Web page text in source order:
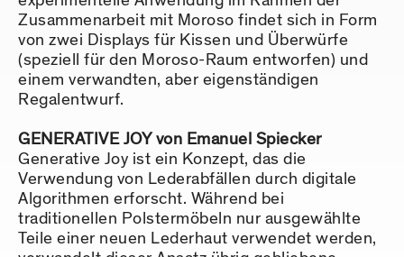
Zusammenarbeit mit Moroso findet sich in Form
von zwei Displays für Kissen und Überwürfe
(speziell für den Moroso-Raum entworfen) und
einem verwandten, aber eigenständigen
Regalentwurf.
GENERATIVE JOY von Emanuel Spiecker
Generative Joy ist ein Konzept, das die
Verwendung von Lederabfällen durch digitale
Algorithmen erforscht. Während bei
traditionellen Polstermöbeln nur ausgewählte
Teile einer neuen Lederhaut verwendet werden,